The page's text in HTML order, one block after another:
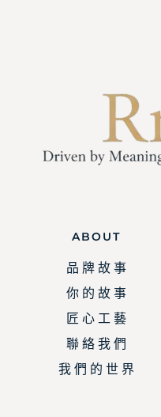
ABOUT
品 牌 故 事
你 的 故 事
匠 心 工 藝
聯 絡 我 們
我 們 的 世 界